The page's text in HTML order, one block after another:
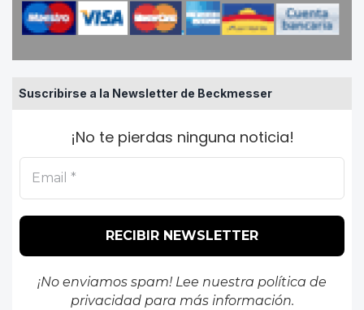
Suscribirse a la Newsletter de Beckmesser
¡No te pierdas ninguna noticia!
¡No enviamos spam! Lee nuestra política de
privacidadpara más información.